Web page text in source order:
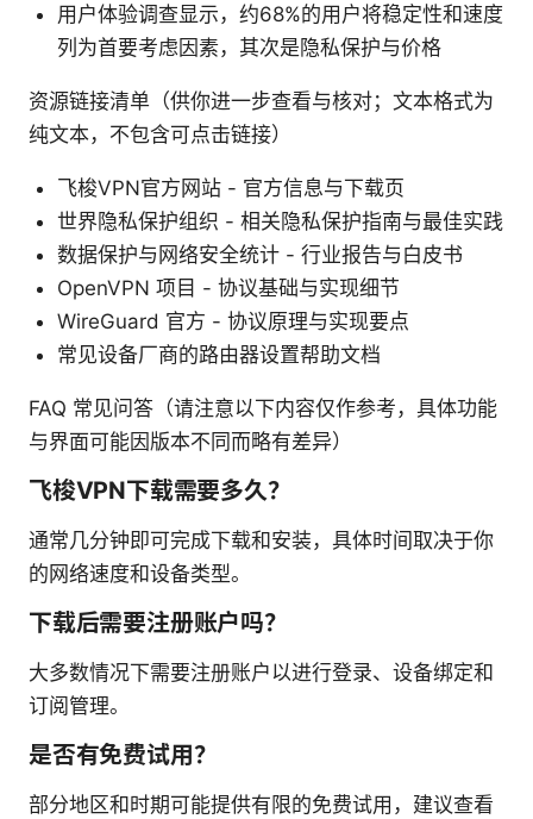
用户体验调查显示，约68%的用户将稳定性和速度
列为首要考虑因素，其次是隐私保护与价格
资源链接清单（供你进一步查看与核对；文本格式为
纯文本，不包含可点击链接）
飞梭VPN官方网站 - 官方信息与下载页
世界隐私保护组织 - 相关隐私保护指南与最佳实践
数据保护与网络安全统计 - 行业报告与白皮书
OpenVPN 项目 - 协议基础与实现细节
WireGuard 官方 - 协议原理与实现要点
常见设备厂商的路由器设置帮助文档
FAQ 常见问答（请注意以下内容仅作参考，具体功能
与界面可能因版本不同而略有差异）
飞梭VPN下载需要多久？
通常几分钟即可完成下载和安装，具体时间取决于你
的网络速度和设备类型。
下载后需要注册账户吗？
大多数情况下需要注册账户以进行登录、设备绑定和
订阅管理。
是否有免费试用？
部分地区和时期可能提供有限的免费试用，建议查看